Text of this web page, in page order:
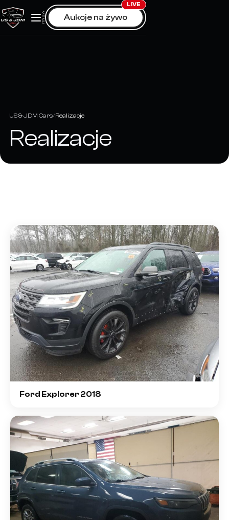
Skip
to
content
MENU Aukcje na żywo
LIVE
US & JDM Cars Realizacje
Realizacje
Ford Explorer 2018